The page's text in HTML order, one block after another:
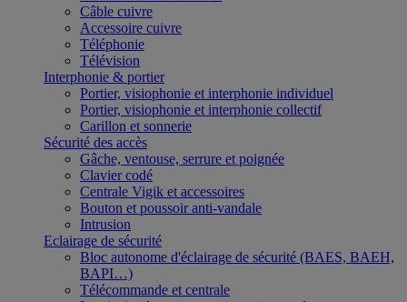
Câble cuivre
Accessoire cuivre
Téléphonie
Télévision
Interphonie & portier
Portier, visiophonie et interphonie individuel
Portier, visiophonie et interphonie collectif
Carillon et sonnerie
Sécurité des accès
Gâche, ventouse, serrure et poignée
Clavier codé
Centrale Vigik et accessoires
Bouton et poussoir anti-vandale
Intrusion
Eclairage de sécurité
Bloc autonome d'éclairage de sécurité (BAES, BAEH,
BAPI…)
Télécommande et centrale